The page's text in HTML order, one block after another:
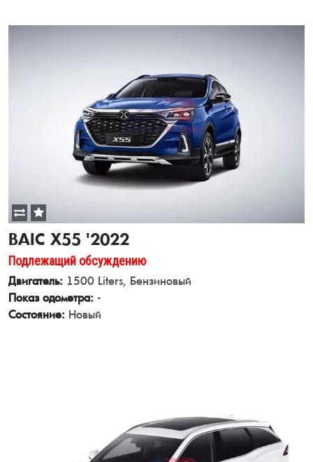
BAIC X55 '2022
Подлежащий обсуждению
Двигатель: 1500 Liters, Бензиновый
Показ одометра: -
Состояние: Новый